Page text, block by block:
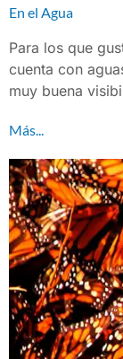
En el Agua
Para los que
cuenta con
muy buena
Más...